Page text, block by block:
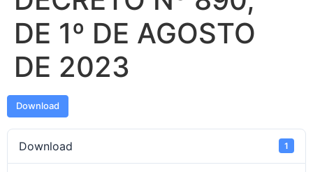
DE 1º DE AGOSTO
DE 2023
Download
Download 1